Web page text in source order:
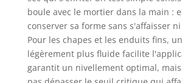
boule avec le mortier dans la main :
conserver sa forme sans s'affaisser
Pour les chapes et les enduits fins,
légèrement plus fluide facilite
garantit un nivellement optimal,